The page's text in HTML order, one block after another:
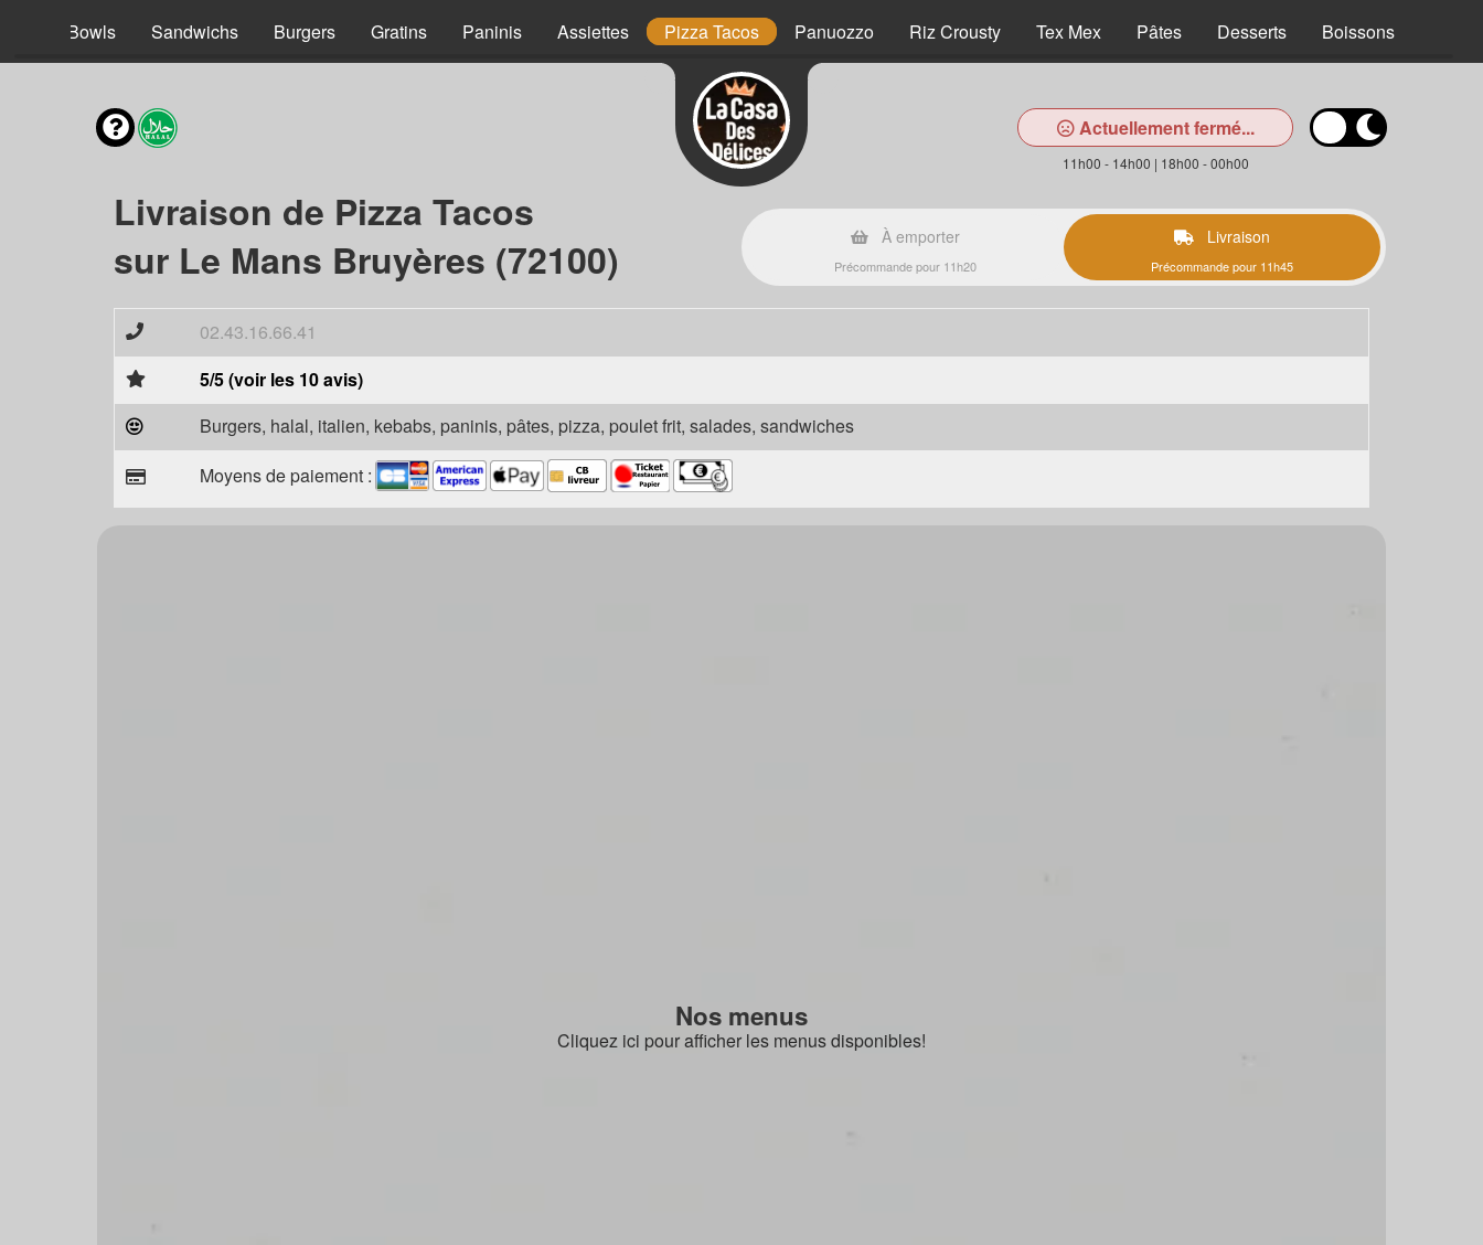
Bowls Sandwichs Burgers Gratins Paninis Assiettes Pizza Tacos Panuozzo Riz Crousty Tex Mex Pâtes Desserts Boissons
Actuellement fermé...
11h00 - 14h00 | 18h00 - 00h00
Livraison de Pizza Tacos
sur Le Mans Bruyères (72100)
À emporter
Précommande pour 11h20
Livraison
Précommande pour 11h45
02.43.16.66.41
5/5 (voir les 10 avis)
Burgers, halal, italien, kebabs, paninis, pâtes, pizza, poulet frit, salades, sandwiches
Moyens de paiement :
Nos menus
Cliquez ici pour afficher les menus disponibles!